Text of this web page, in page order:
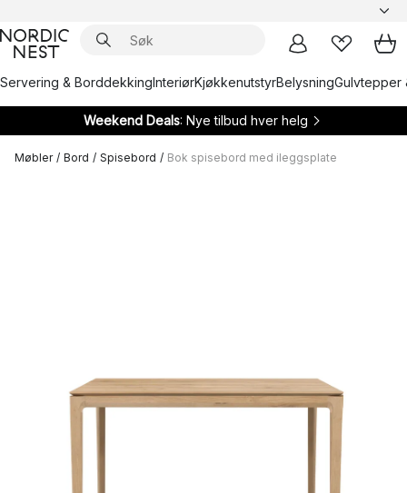
Servering & BorddekkingInteriørKjøkkenutstyrBelysningGulvtepper
Weekend Deals: Nye tilbud hver helg
Møbler / Bord / Spisebord / Bok spisebord med ileggsplate